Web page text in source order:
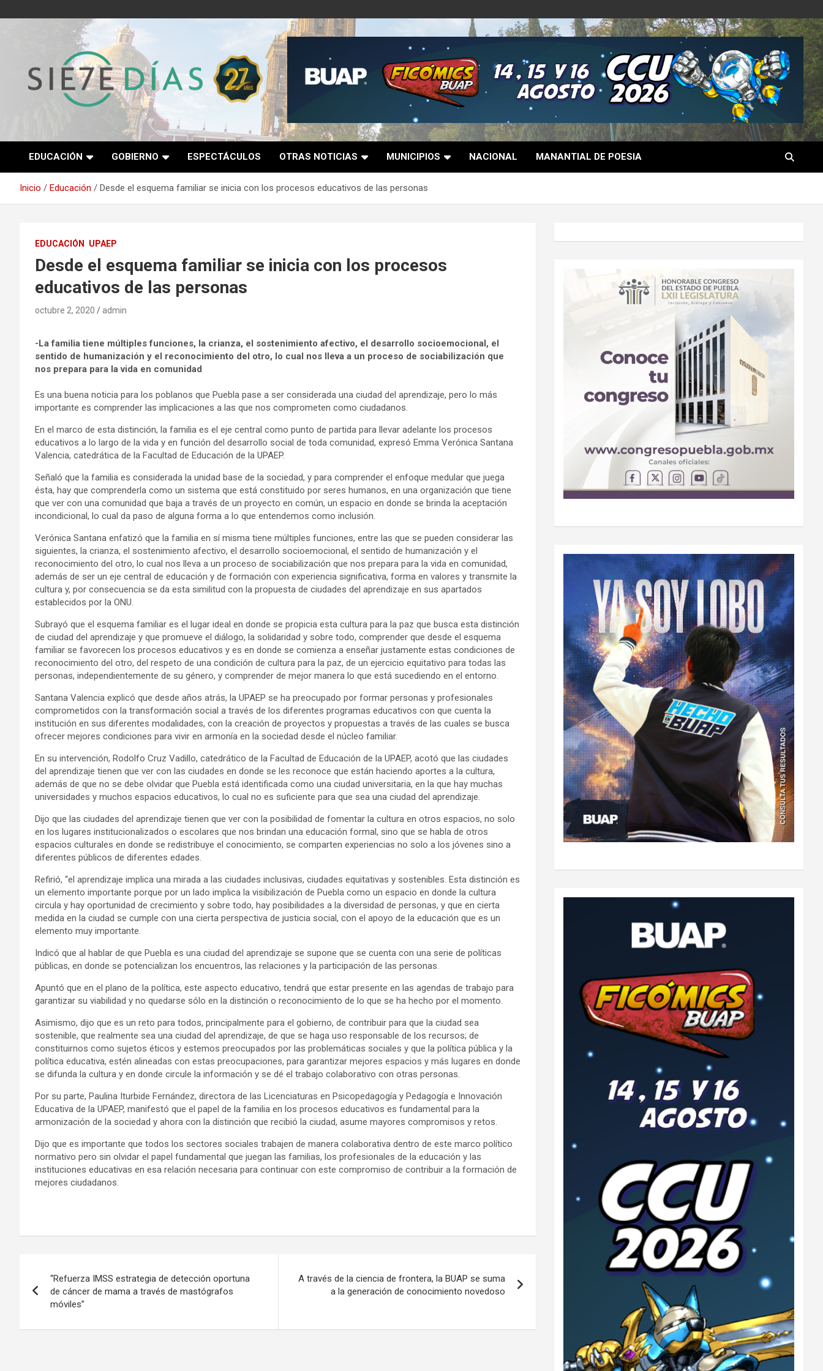
al
Semanario 7 Días
EDUCACIÓN GOBIERNO ESPECTÁCULOS OTRAS NOTICIAS MUNICIPIOS NACIONAL MANANTIAL DE POESIA
Inicio Educación Desde el esquema familiar se inicia con los procesos educativos de las personas
EDUCACIÓN UPAEP
Desde el esquema familiar se inicia con los procesos
educativos de las personas
octubre 2, 2020 admin
-La familia tiene múltiples funciones, la crianza, el sostenimiento afectivo, el desarrollo socioemocional, el
sentido de humanización y el reconocimiento del otro, lo cual nos lleva a un proceso de sociabilización que
nos prepara para la vida en comunidad
Es una buena noticia para los poblanos que Puebla pase a ser considerada una ciudad del aprendizaje, pero lo más
importante es comprender las implicaciones a las que nos comprometen como ciudadanos.
En el marco de esta distinción, la familia es el eje central como punto de partida para llevar adelante los procesos
educativos a lo largo de la vida y en función del desarrollo social de toda comunidad, expresó Emma Verónica Santana
Valencia, catedrática de la Facultad de Educación de la UPAEP.
Señaló que la familia es considerada la unidad base de la sociedad, y para comprender el enfoque medular que juega
ésta, hay que comprenderla como un sistema que está constituido por seres humanos, en una organización que tiene
que ver con una comunidad que baja a través de un proyecto en común, un espacio en donde se brinda la aceptación
incondicional, lo cual da paso de alguna forma a lo que entendemos como inclusión.
Verónica Santana enfatizó que la familia en sí misma tiene múltiples funciones, entre las que se pueden considerar las
siguientes, la crianza, el sostenimiento afectivo, el desarrollo socioemocional, el sentido de humanización y el
reconocimiento del otro, lo cual nos lleva a un proceso de sociabilización que nos prepara para la vida en comunidad,
además de ser un eje central de educación y de formación con experiencia significativa, forma en valores y transmite la
cultura y, por consecuencia se da esta similitud con la propuesta de ciudades del aprendizaje en sus apartados
establecidos por la ONU.
Subrayó que el esquema familiar es el lugar ideal en donde se propicia esta cultura para la paz que busca esta distinción
de ciudad del aprendizaje y que promueve el diálogo, la solidaridad y sobre todo, comprender que desde el esquema
familiar se favorecen los procesos educativos y es en donde se comienza a enseñar justamente estas condiciones de
reconocimiento del otro, del respeto de una condición de cultura para la paz, de un ejercicio equitativo para todas las
personas, independientemente de su género, y comprender de mejor manera lo que está sucediendo en el entorno.
Santana Valencia explicó que desde años atrás, la UPAEP se ha preocupado por formar personas y profesionales
comprometidos con la transformación social a través de los diferentes programas educativos con que cuenta la
institución en sus diferentes modalidades, con la creación de proyectos y propuestas a través de las cuales se busca
ofrecer mejores condiciones para vivir en armonía en la sociedad desde el núcleo familiar.
En su intervención, Rodolfo Cruz Vadillo, catedrático de la Facultad de Educación de la UPAEP, acotó que las ciudades
del aprendizaje tienen que ver con las ciudades en donde se les reconoce que están haciendo aportes a la cultura,
además de que no se debe olvidar que Puebla está identificada como una ciudad universitaria, en la que hay muchas
universidades y muchos espacios educativos, lo cual no es suficiente para que sea una ciudad del aprendizaje.
Dijo que las ciudades del aprendizaje tienen que ver con la posibilidad de fomentar la cultura en otros espacios, no solo
en los lugares institucionalizados o escolares que nos brindan una educación formal, sino que se habla de otros
espacios culturales en donde se redistribuye el conocimiento, se comparten experiencias no solo a los jóvenes sino a
diferentes públicos de diferentes edades.
Refirió, “el aprendizaje implica una mirada a las ciudades inclusivas, ciudades equitativas y sostenibles. Esta distinción es
un elemento importante porque por un lado implica la visibilización de Puebla como un espacio en donde la cultura
circula y hay oportunidad de crecimiento y sobre todo, hay posibilidades a la diversidad de personas, y que en cierta
medida en la ciudad se cumple con una cierta perspectiva de justicia social, con el apoyo de la educación que es un
elemento muy importante.
Indicó que al hablar de que Puebla es una ciudad del aprendizaje se supone que se cuenta con una serie de políticas
públicas, en donde se potencializan los encuentros, las relaciones y la participación de las personas.
Apuntó que en el plano de la política, este aspecto educativo, tendrá que estar presente en las agendas de trabajo para
garantizar su viabilidad y no quedarse sólo en la distinción o reconocimiento de lo que se ha hecho por el momento.
Asimismo, dijo que es un reto para todos, principalmente para el gobierno, de contribuir para que la ciudad sea
sostenible, que realmente sea una ciudad del aprendizaje, de que se haga uso responsable de los recursos; de
constituirnos como sujetos éticos y estemos preocupados por las problemáticas sociales y que la política pública y la
política educativa, estén alineadas con estas preocupaciones, para garantizar mejores espacios y más lugares en donde
se difunda la cultura y en donde circule la información y se dé el trabajo colaborativo con otras personas.
Por su parte, Paulina Iturbide Fernández, directora de las Licenciaturas en Psicopedagogía y Pedagogía e Innovación
Educativa de la UPAEP, manifestó que el papel de la familia en los procesos educativos es fundamental para la
armonización de la sociedad y ahora con la distinción que recibió la ciudad, asume mayores compromisos y retos.
Dijo que es importante que todos los sectores sociales trabajen de manera colaborativa dentro de este marco político
normativo pero sin olvidar el papel fundamental que juegan las familias, los profesionales de la educación y las
instituciones educativas en esa relación necesaria para continuar con este compromiso de contribuir a la formación de
mejores ciudadanos.
de
“Refuerza IMSS estrategia de detección oportuna
de cáncer de mama a través de mastógrafos
móviles”
A través de la ciencia de frontera, la BUAP se suma
a la generación de conocimiento novedoso